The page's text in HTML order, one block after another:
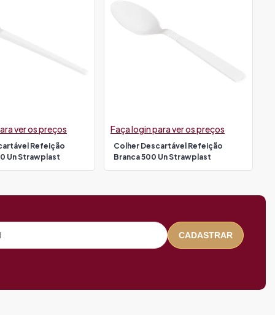
Refeição
Un Strawplast
ver os preços
Colher Descartável Refeição
Branca 500 Un Strawplast
Faça login para ver os preços
CADASTRAR